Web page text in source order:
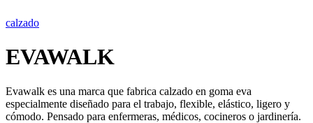
calzado
EVAWALK
Evawalk es una marca que fabrica calzado en goma eva
especialmente diseñado para el trabajo, flexible, elástico, ligero y
cómodo. Pensado para enfermeras, médicos, cocineros o jardinería.